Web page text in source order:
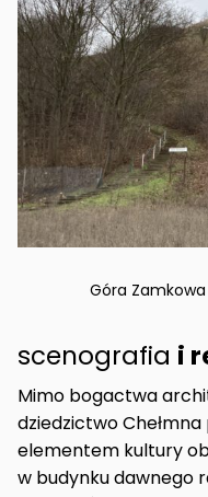
Góra
scenografia i
Mimo bogactwa
dziedzictwo
elementem kultury
w budynku dawnego